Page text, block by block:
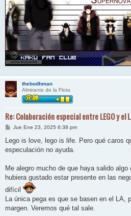
thebodhman
Almirante de la Flota
Re: Colaboración especial entre LEGO y el
M
n
s
a
Jue Ene 23, 2025 6:38 pm
Lego is love, lego is life. Pero qué caros
especulación no ayuda.
Me alegro mucho de que haya salido
hubiera gustado estar presente en las
difícil
La única pega es que se basen en el LA,
margen. Veremos qué tal sale.